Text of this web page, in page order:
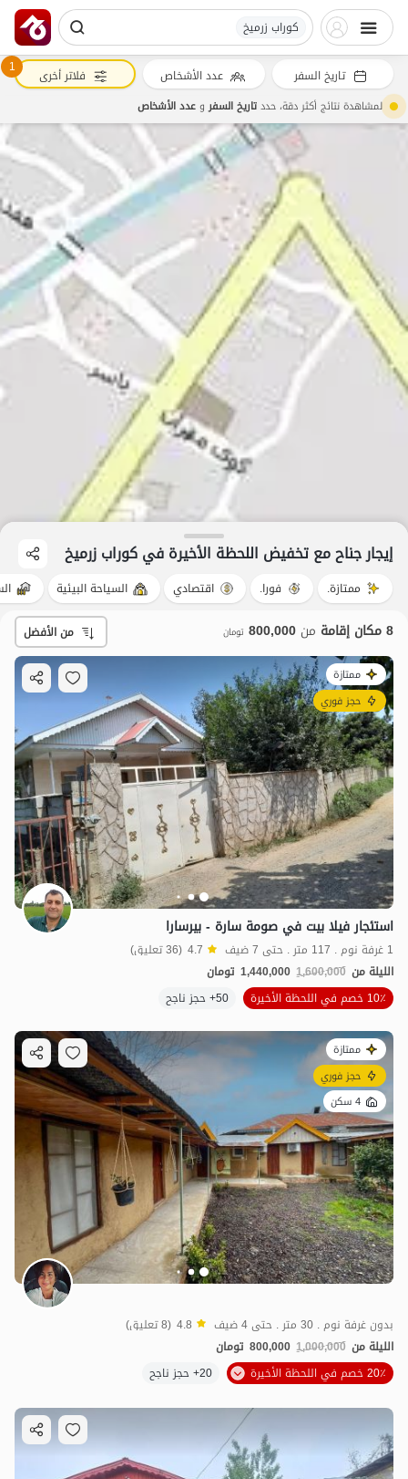
کوراب زرمیخ
1.44مليون ت 4.7
إيجار جناح مع تخفيض اللحظة الأخيرة في کوراب زرمیخ
ممتازة. فورا. اقتصادي السياحة البيئية
8 مكان إقامة من 800,000 تومان من الأفضل
ممتازة
حجز فوري
استئجار فيلا بيت في صومة سارة - بيرسارا
1 غرفة نوم . 117 متر . حتى 7 ضيف 4.7 (36 تعليق)
الليلة من 1,600,000
1,440,000 تومان
10٪ خصم في اللحظة الأخيرة
50+ حجز ناجح
ممتازة
حجز فوري
4 سكن
بدون غرفة نوم . 30 متر . حتى 4 ضيف 4.8 (8 تعليق)
الليلة من 1,000,000
800,000 تومان
20٪ خصم في اللحظة الأخيرة
20+ حجز ناجح
تاريخ السفر عدد الأشخاص 1 فلاتر أخرى
لمشاهدة نتائج أكثر دقة، حددتاريخ السفروعدد الأشخاص